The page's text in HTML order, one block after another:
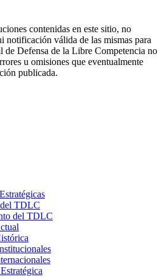
contenidas en este sitio, no
notificación válida de las mismas para
de Defensa de la Libre Competencia no
u omisiones que eventualmente
publicada.
TDLC
del TDLC